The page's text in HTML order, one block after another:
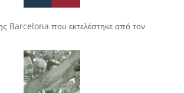
Barcelona που εκτελέστηκε από τον